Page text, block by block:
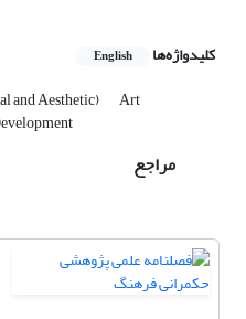
کلیدواژه‌ها English
and Aesthetic) Art
مراجع